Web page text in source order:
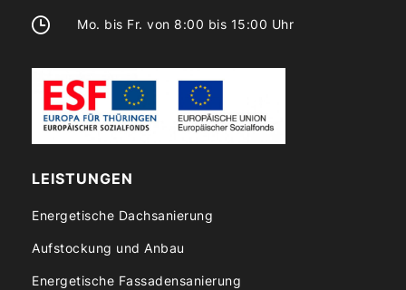
Mo. bis Fr. von 8:00 bis 15:00 Uhr
LEISTUNGEN
Energetische Dachsanierung
Aufstockung und Anbau
Energetische Fassadensanierung